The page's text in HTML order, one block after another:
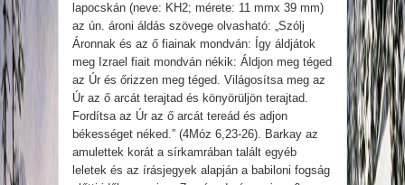
lapocskán (neve: KH2; mérete: 11 mmx 39 mm)
az ún. ároni áldás szövege olvasható: „Szólj
Áronnak és az ő fiainak mondván: Így áldjátok
meg Izrael fiait mondván nékik: Áldjon meg téged
az Úr és őrizzen meg téged. Világosítsa meg az
Úr az ő arcát terajtad és könyörüljön terajtad.
Fordítsa az Úr az ő arcát tereád és adjon
békességet néked.” (4Móz 6,23-26). Barkay az
amulettek korát a sírkamrában talált egyéb
leletek és az írásjegyek alapján a babiloni fogság